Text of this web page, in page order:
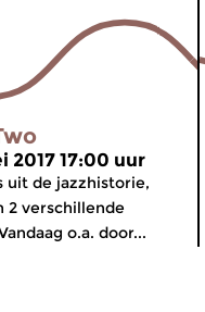
2017 17:00 uur
uit de jazzhistorie,
2 verschillende
o.a. door...